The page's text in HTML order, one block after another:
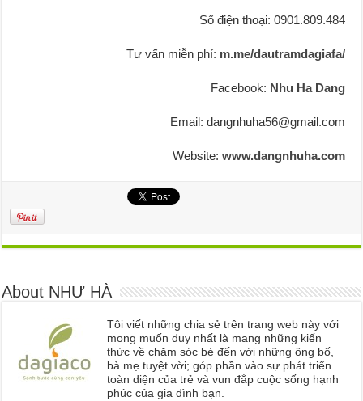
Số điện thoại: 0901.809.484
Tư vấn miễn phí: m.me/dautramdagiafa/
Facebook: Nhu Ha Dang
Email: dangnhuha56@gmail.com
Website: www.dangnhuha.com
About NHƯ HÀ
Tôi viết những chia sẻ trên trang web này với
mong muốn duy nhất là mang những kiến
thức về chăm sóc bé đến với những ông bố,
bà mẹ tuyệt vời; góp phần vào sự phát triển
toàn diện của trẻ và vun đắp cuộc sống hạnh
phúc của gia đình bạn.